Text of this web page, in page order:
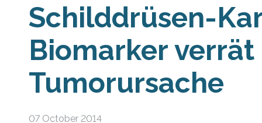
Schilddrüsen-
Biomarker verrät
Tumorursache
07 October 2014